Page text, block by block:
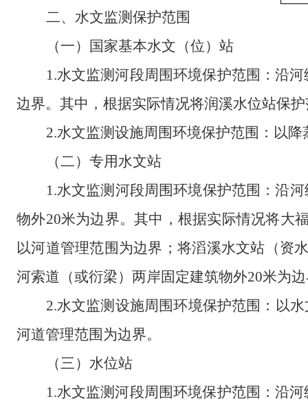
二、 水文监测保护范围
（一）国家基本水文（位）站
1.水文监测河段周围环境保护范围 ：沿河
边界。其中，根据实际情况将润溪水位站保
2.水文监测设施周围环境保护范围 ： 以降
（二）专用水文站
1.水文监测河段周围环境保护范围 ：沿河
物外20米为边界。其中，根据实际情况将大
以河道管理范围为边界 ； 将滔溪水文站 （资
河索道（或衍梁）两岸固定建筑物外20米为
2.水文监测设施周围环境保护范围 ： 以
河道管理范围为边界。
（三）水位站
1.水文监测河段周围环境保护范围 ：沿河